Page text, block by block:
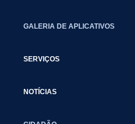
GALERIA DE APLICATIVOS
SERVIÇOS
NOTÍCIAS